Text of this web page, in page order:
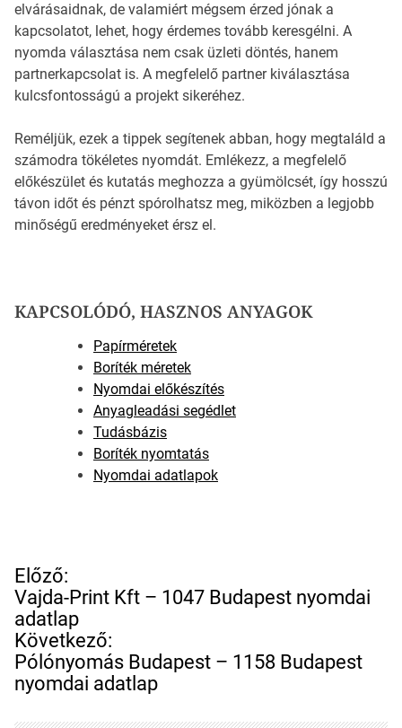
elvárásaidnak, de valamiért mégsem érzed jónak a
kapcsolatot, lehet, hogy érdemes tovább keresgélni. A
nyomda választása nem csak üzleti döntés, hanem
partnerkapcsolat is. A megfelelő partner kiválasztása
kulcsfontosságú a projekt sikeréhez.
Reméljük, ezek a tippek segítenek abban, hogy megtaláld a
számodra tökéletes nyomdát. Emlékezz, a megfelelő
előkészület és kutatás meghozza a gyümölcsét, így hosszú
távon időt és pénzt spórolhatsz meg, miközben a legjobb
minőségű eredményeket érsz el.
KAPCSOLÓDÓ, HASZNOS ANYAGOK
Papírméretek
Boríték méretek
Nyomdai előkészítés
Anyagleadási segédlet
Tudásbázis
Boríték nyomtatás
Nyomdai adatlapok
B
e
j
e
g
y
z
Előző:
Vajda-Print Kft – 1047 Budapest nyomdai
adatlap
Következő:
Pólónyomás Budapest – 1158 Budapest
nyomdai adatlap